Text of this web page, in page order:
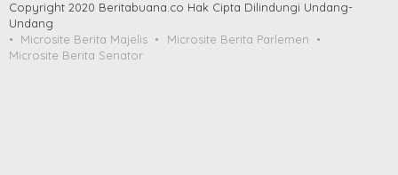
Copyright 2020 Beritabuana.co Hak Cipta Dilindungi Undang-
Undang
Microsite Berita Majelis
Microsite Berita Parlemen
Microsite Berita Senator